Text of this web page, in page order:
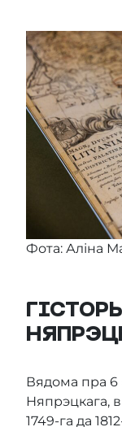
Фота: Аліна
Вядома пра 6
Няпрэцкага,
1749-га да